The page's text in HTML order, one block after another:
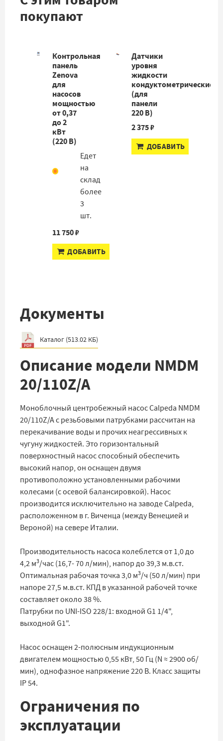
покупают
Контрольная
панель
Zenova
для
насосов
мощностью
от 0,37
до 2
кВт
(220 В)
Едет
на
склад
более
3
шт.
11 750 ₽
ДОБАВИТЬ
Датчики
уровня
жидкости
кондуктометрические
(для
панели
220 В)
2 375 ₽
ДОБАВИТЬ
Документы
Каталог (513.02 КБ)
Описание модели NMDM
20/110Z/A
Моноблочный центробежный насос Calpeda NMDM
20/110Z/A с резьбовыми патрубками рассчитан на
перекачивание воды и прочих неагрессивных к
чугуну жидкостей. Это горизонтальный
поверхностный насос способный обеспечить
высокий напор, он оснащен двумя
противоположно установленными рабочими
колесами (с осевой балансировкой). Насос
производится исключительно на заводе Calpeda,
расположенном в г. Виченца (между Венецией и
Вероной) на севере Италии.
Производительность насоса колеблется от 1,0 до
4,2 м3/час (16,7- 70 л/мин), напор до 39,3 м.в.ст.
Оптимальная рабочая точка 3,0 м3/ч (50 л/мин) при
напоре 27,5 м.в.ст. КПД в указанной рабочей точке
составляет около 38 %.
Патрубки по UNI-ISO 228/1: входной G1 1/4",
выходной G1".
Насос оснащен 2-полюсным индукционным
двигателем мощностью 0,55 кВт, 50 Гц (N ≈ 2900 об/
мин), однофазное напряжение 220 В. Класс защиты
IP 54.
Ограничения по
эксплуатации